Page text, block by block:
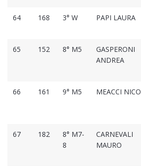
64 168 3° W PAPI LAURA
65 152 8° M5
GASPERONI
ANDREA
66 161 9° M5 MEACCI NICO
67 182
8° M7-
8
CARNEVALI
MAURO